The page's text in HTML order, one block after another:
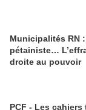
Municipalités RN
pétainiste…
droite au pouvoir
PCF - Les